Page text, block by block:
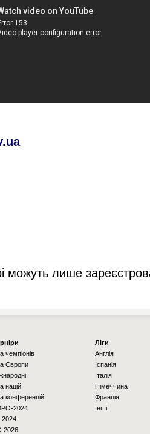
можуть лише
чемпіонів
Європи
націй
конференцій
2024
2024
2026
Ліги
Англія
Іспанія
Італія
Німеччина
Франція
Інші